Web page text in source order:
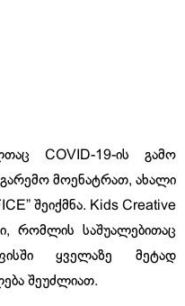
COVID-19-ის გამო
მოენატრათ, ახალი
შეიქმნა. Kids Creative
რომლის საშუალებითაც
ყველაზე მეტად
შეუძლიათ.